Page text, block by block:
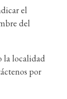
el
del
la localidad
por